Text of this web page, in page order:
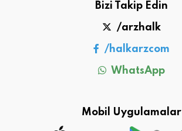
Bizi Takip Edin
/arzhalk
/halkarzcom
WhatsApp
Mobil Uygulamalar